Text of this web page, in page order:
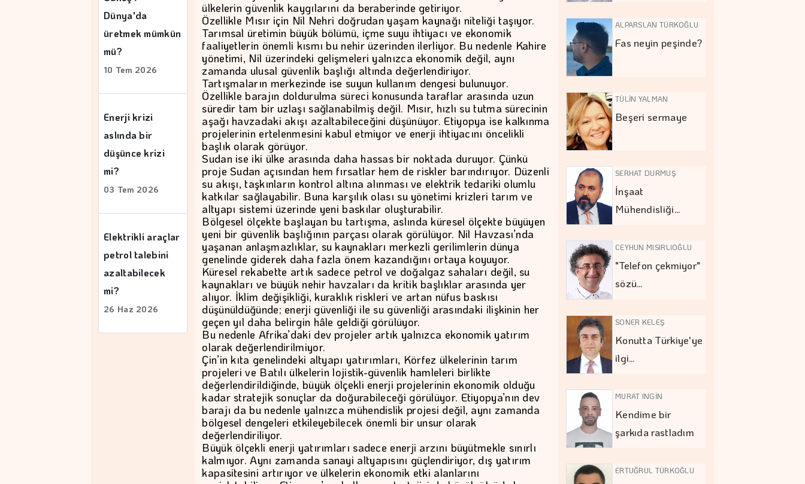
Dünya'da
üretmek mümkün
mü?
10 Tem 2026
Enerji krizi
aslında bir
düşünce krizi
mi?
03 Tem 2026
Elektrikli araçlar
petrol talebini
azaltabilecek
mi?
26 Haz 2026
ülkelerin güvenlik kaygılarını da beraberinde getiriyor.
Özellikle Mısır için Nil Nehri doğrudan yaşam kaynağı niteliği taşıyor.
Tarımsal üretimin büyük bölümü, içme suyu ihtiyacı ve ekonomik
faaliyetlerin önemli kısmı bu nehir üzerinden ilerliyor. Bu nedenle Kahire
yönetimi, Nil üzerindeki gelişmeleri yalnızca ekonomik değil, aynı
zamanda ulusal güvenlik başlığı altında değerlendiriyor.
Tartışmaların merkezinde ise suyun kullanım dengesi bulunuyor.
Özellikle barajın doldurulma süreci konusunda taraflar arasında uzun
süredir tam bir uzlaşı sağlanabilmiş değil. Mısır, hızlı su tutma sürecinin
aşağı havzadaki akışı azaltabileceğini düşünüyor. Etiyopya ise kalkınma
projelerinin ertelenmesini kabul etmiyor ve enerji ihtiyacını öncelikli
başlık olarak görüyor.
Sudan ise iki ülke arasında daha hassas bir noktada duruyor. Çünkü
proje Sudan açısından hem fırsatlar hem de riskler barındırıyor. Düzenli
su akışı, taşkınların kontrol altına alınması ve elektrik tedariki olumlu
katkılar sağlayabilir. Buna karşılık olası su yönetimi krizleri tarım ve
altyapı sistemi üzerinde yeni baskılar oluşturabilir.
Bölgesel ölçekte başlayan bu tartışma, aslında küresel ölçekte büyüyen
yeni bir güvenlik başlığının parçası olarak görülüyor. Nil Havzası’nda
yaşanan anlaşmazlıklar, su kaynakları merkezli gerilimlerin dünya
genelinde giderek daha fazla önem kazandığını ortaya koyuyor.
Küresel rekabette artık sadece petrol ve doğalgaz sahaları değil, su
kaynakları ve büyük nehir havzaları da kritik başlıklar arasında yer
alıyor. İklim değişikliği, kuraklık riskleri ve artan nüfus baskısı
düşünüldüğünde; enerji güvenliği ile su güvenliği arasındaki ilişkinin her
geçen yıl daha belirgin hâle geldiği görülüyor.
Bu nedenle Afrika’daki dev projeler artık yalnızca ekonomik yatırım
olarak değerlendirilmiyor.
Çin’in kıta genelindeki altyapı yatırımları, Körfez ülkelerinin tarım
projeleri ve Batılı ülkelerin lojistik-güvenlik hamleleri birlikte
değerlendirildiğinde, büyük ölçekli enerji projelerinin ekonomik olduğu
kadar stratejik sonuçlar da doğurabileceği görülüyor. Etiyopya’nın dev
barajı da bu nedenle yalnızca mühendislik projesi değil, aynı zamanda
bölgesel dengeleri etkileyebilecek önemli bir unsur olarak
değerlendiriliyor.
Büyük ölçekli enerji yatırımları sadece enerji arzını büyütmekle sınırlı
kalmıyor. Aynı zamanda sanayi altyapısını güçlendiriyor, dış yatırım
kapasitesini artırıyor ve ülkelerin ekonomik etki alanlarını
ALPARSLAN TÜRKOĞLU
Fas neyin peşinde?
TÜLİN YALMAN
Beşeri sermaye
SERHAT DURMUŞ
İnşaat
Mühendisliği…
CEYHUN MISIRLIOĞLU
"Telefon çekmiyor"
sözü…
SONER KELEŞ
Konutta Türkiye'ye
ilgi…
MURAT INGİN
Kendime bir
şarkıda rastladım
ERTUĞRUL TÜRKOĞLU